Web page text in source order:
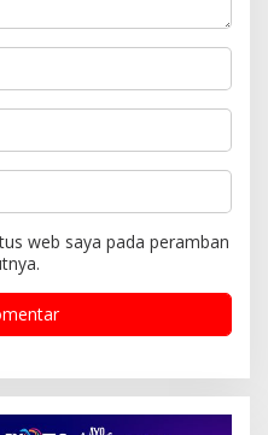
web saya pada peramban